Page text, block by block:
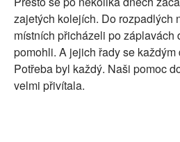
zajetých kolejích. Do rozpadlých
místních přicházeli po
pomohli. A jejich řady se každým
Potřeba byl každý. Naši pomoc
velmi přivítala.